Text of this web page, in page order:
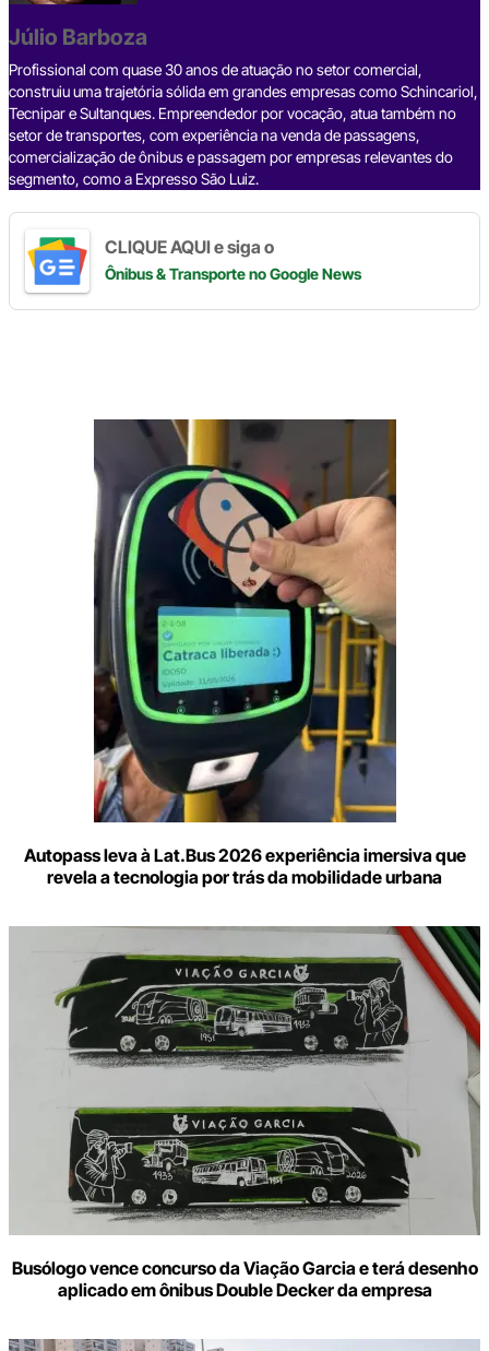
o
k
Júlio Barboza
Profissional com quase 30 anos de atuação no setor comercial,
construiu uma trajetória sólida em grandes empresas como Schincariol,
Tecnipar e Sultanques. Empreendedor por vocação, atua também no
setor de transportes, com experiência na venda de passagens,
comercialização de ônibus e passagem por empresas relevantes do
segmento, como a Expresso São Luiz.
CLIQUE AQUI e siga o
Ônibus & Transporteno Google News
Autopass leva à Lat.Bus 2026 experiência imersiva que
revela a tecnologia por trás da mobilidade urbana
Busólogo vence concurso da Viação Garcia e terá desenho
aplicado em ônibus Double Decker da empresa